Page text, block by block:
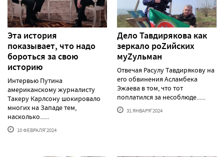
Эта история
показывает, что надо
бороться за свою
историю
Интервью Путина
американскому журналисту
Такеру Карлсону шокировало
многих на Западе тем,
насколько......
10 ФЕВРАЛЯ'2024
Дело Тавдирякова как
зеркало роZийских
муZульман
Отвечая Расулу Тавдирякову на
его обвинения Асламбека
Эжаева в том, что тот
поплатился за несоблюде......
31 ЯНВАРЯ'2024